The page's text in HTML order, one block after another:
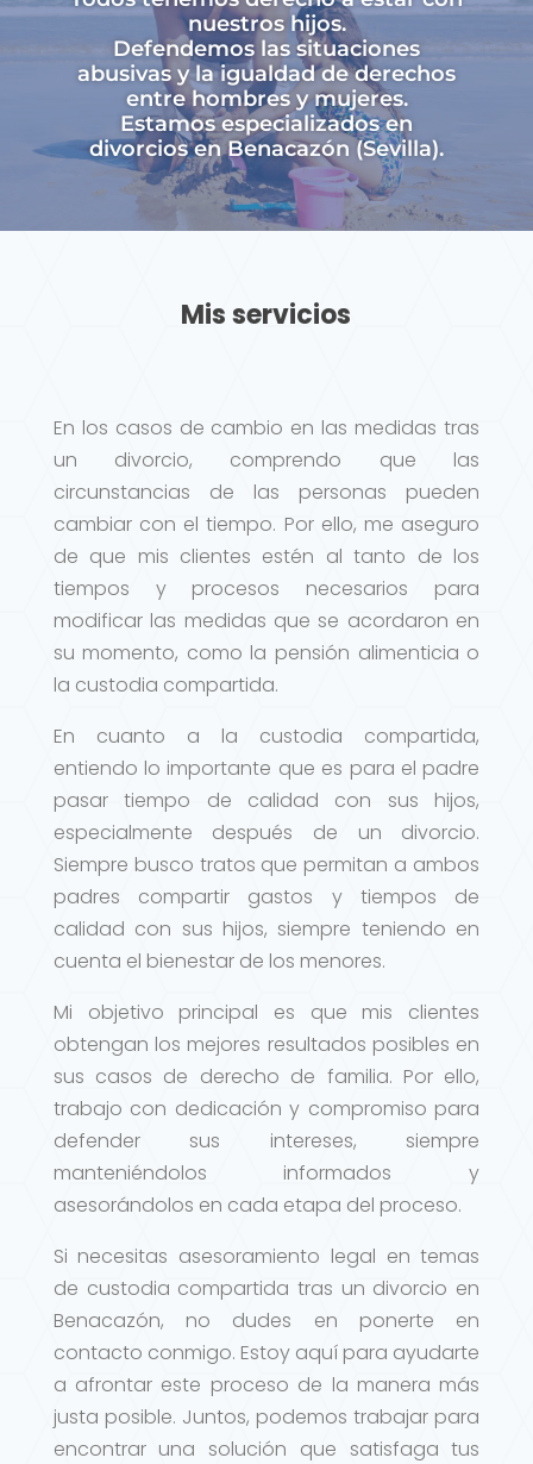
nuestros hijos.
Defendemos las situaciones
abusivas y la igualdad de derechos
entre hombres y mujeres.
Estamos especializados en
divorcios en Benacazón (Sevilla).
Mis servicios
En los casos de cambio en las medidas tras
un divorcio, comprendo que las
circunstancias de las personas pueden
cambiar con el tiempo. Por ello, me aseguro
de que mis clientes estén al tanto de los
tiempos y procesos necesarios para
modificar las medidas que se acordaron en
su momento, como la pensión alimenticia o
la custodia compartida.
En cuanto a la custodia compartida,
entiendo lo importante que es para el padre
pasar tiempo de calidad con sus hijos,
especialmente después de un divorcio.
Siempre busco tratos que permitan a ambos
padres compartir gastos y tiempos de
calidad con sus hijos, siempre teniendo en
cuenta el bienestar de los menores.
Mi objetivo principal es que mis clientes
obtengan los mejores resultados posibles en
sus casos de derecho de familia. Por ello,
trabajo con dedicación y compromiso para
defender sus intereses, siempre
manteniéndolos informados y
asesorándolos en cada etapa del proceso.
Si necesitas asesoramiento legal en temas
de custodia compartida tras un divorcio en
Benacazón, no dudes en ponerte en
contacto conmigo. Estoy aquí para ayudarte
a afrontar este proceso de la manera más
justa posible. Juntos, podemos trabajar para
encontrar una solución que satisfaga tus